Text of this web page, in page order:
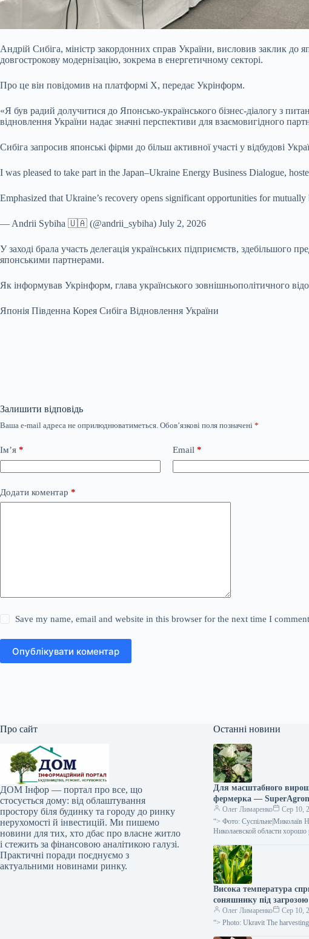
Андрій Сибіга, міністр закордонних справ України, висловив заклик до
довгострокову модернізацію, зокрема в енергетичному секторі.
Про це він повідомив на платформі X, передає Укрінформ.
«Я був радий долучитися до Японсько-українського бізнес-діалогу з
відновлення України надає значні перспективи для взаємовигідного
Сибіга запросив японські фірми до більш активної участі у відбудові
I was pleased to take part in the Japan–Ukraine Energy Business Dialogue,
Emphasized that Ukraine’s recovery opens significant opportunities for
— Andrii Sybiha 🇺🇦 (@andrii_sybiha) July 2, 2026
У заході брала участь делегація українських підприємств, здебільшого
японськими партнерами.
Як інформував Укрінформ, глава українського зовнішньополітичного
Японія Південна Корея Сибіга Відновлення України
Залишити відповідь
Ваша e-mail адреса не оприлюднюватиметься. Обов’язкові поля позначені *
Ім’я * Email *
Додати коментар *
Save my name, email and website in this browser for the next time I
Опублікувати коментар
Про сайт
ДОМ Інфор — портал про все, що
стосується дому: від облаштування
простору біля будинку та городу до ринку
нерухомості й інвестицій. Ми пишемо
новини для тих, хто дбає про власне житло
і стежить за фінансовою аналітикою галузі.
Практичні поради поєднуємо з
актуальними новинами ринку.
Останні новини
Для масштабного
фермерка —
Олег Лимаренко
Сер 10,
“> Фото: Суспільне|Миколаїв
Николаевской области
Висока температура
соняшнику під
Олег Лимаренко
Сер 10,
“> Photo: Ukravit The